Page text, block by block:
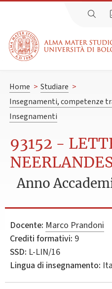
Home > Studiare >
Insegnamenti, competenze
Insegnamenti
93152 -
Anno
Docente: Marco Prandoni
Crediti formativi: 9
SSD: L-LIN/16
Lingua di insegnamento: